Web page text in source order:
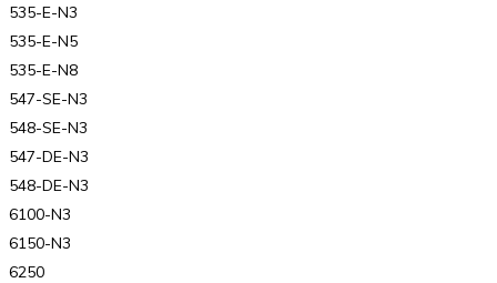
535-E-N3
535-E-N5
535-E-N8
547-SE-N3
548-SE-N3
547-DE-N3
548-DE-N3
6100-N3
6150-N3
6250